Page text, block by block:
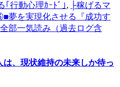
｢行動心理ｶｰﾄﾞ｣ , ├稼げるマ
夢を実現化させる『成功す
部一気読み（過去ログ含
は、現状維持の未来しか待っ